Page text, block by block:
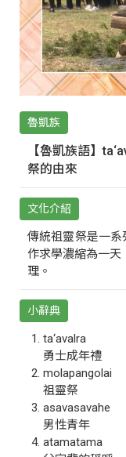
魯凱族
【魯凱族語】
祭的由來
文化介紹
傳統祖靈祭是一
作求學濃縮為一天
理。
小辭典
ta‘avalra
勇士成年禮
molapangolai
祖靈祭
asavasavahe
男性青年
atamatama